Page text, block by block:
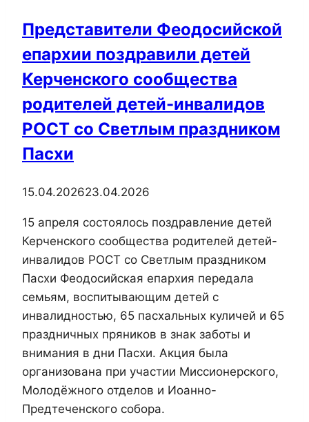
Представители Феодосийской
епархии поздравили детей
Керченского сообщества
родителей детей-инвалидов
РОСТ со Светлым праздником
Пасхи
15.04.202623.04.2026
15 апреля состоялось поздравление детей
Керченского сообщества родителей детей-
инвалидов РОСТ со Светлым праздником
Пасхи Феодосийская епархия передала
семьям, воспитывающим детей с
инвалидностью, 65 пасхальных куличей и 65
праздничных пряников в знак заботы и
внимания в дни Пасхи. Акция была
организована при участии Миссионерского,
Молодёжного отделов и Иоанно-
Предтеченского собора.